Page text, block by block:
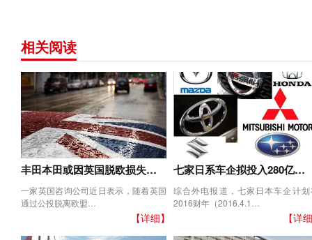
相关阅读
丰田本田或因英国脱欧损失…
一家英国咨询公司近日表示，随着英国
通过公投脱离欧盟…
【详细】
七家日系车企拟投入280亿…
综合外电报道，七家日本车企计划
2016财年（2016.4.1…
【详